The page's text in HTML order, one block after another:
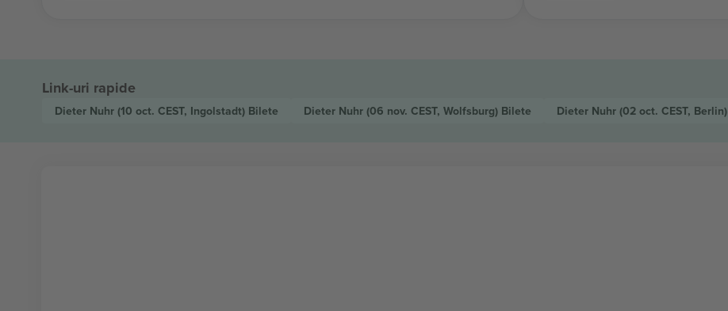
Link-uri rapide
Dieter Nuhr (10 oct. CEST, Ingolstadt) Bilete Dieter Nuhr (06 nov. CEST, Wolfsburg) Bilete Dieter Nuhr (02 oct. CEST, Berlin)